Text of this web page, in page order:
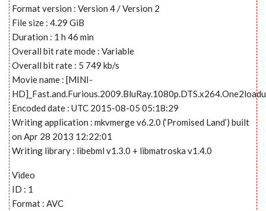
Format version : Version 4 / Version 2
File size : 4.29 GiB
Duration : 1 h 46 min
Overall bit rate mode : Variable
Overall bit rate : 5 749 kb/s
Movie name : [MINI-
Encoded date : UTC 2015-08-05 05:18:29
Writing application : mkvmerge v6.2.0 (‘Promised Land’) built
on Apr 28 2013 12:22:01
Writing library : libebml v1.3.0 + libmatroska v1.4.0
Video
ID : 1
Format : AVC